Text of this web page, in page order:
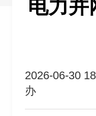
电力并
2026-06-30
办